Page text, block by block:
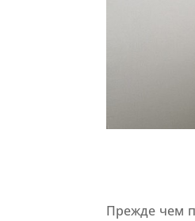
Прежде чем